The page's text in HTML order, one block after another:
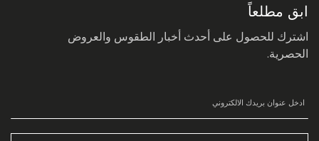
ابق مطلعاً
اشترك للحصول على أحدث أخبار الطقوس والعروض
الحصرية.